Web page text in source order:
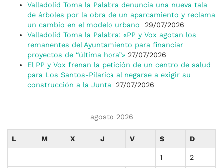
Valladolid Toma la Palabra denuncia una nueva tala
de árboles por la obra de un aparcamiento y reclama
un cambio en el modelo urbano
29/07/2026
Valladolid Toma la Palabra: «PP y Vox agotan los
remanentes del Ayuntamiento para financiar
proyectos de “última hora”» 27/07/2026
El PP y Vox frenan la petición de un centro de salud
para Los Santos-Pilarica al negarse a exigir su
construcción a la Junta
27/07/2026
agosto 2026
L M X J V S D
1 2